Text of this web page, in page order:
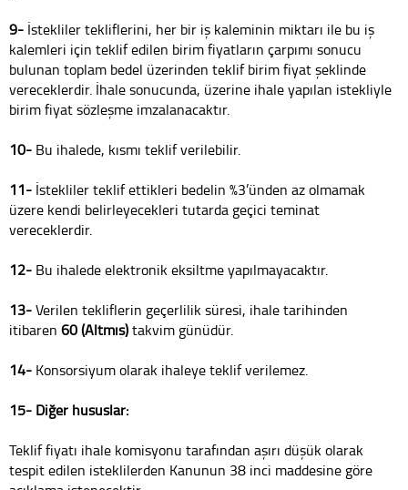
9- İstekliler tekliflerini, her bir iş kaleminin miktarı ile bu iş
kalemleri için teklif edilen birim fiyatların çarpımı sonucu
bulunan toplam bedel üzerinden teklif birim fiyat şeklinde
vereceklerdir. İhale sonucunda, üzerine ihale yapılan istekliyle
birim fiyat sözleşme imzalanacaktır.
10- Bu ihalede, kısmı teklif verilebilir.
11- İstekliler teklif ettikleri bedelin %3’ünden az olmamak
üzere kendi belirleyecekleri tutarda geçici teminat
vereceklerdir.
12- Bu ihalede elektronik eksiltme yapılmayacaktır.
13-Verilen tekliflerin geçerlilik süresi, ihale tarihinden
itibaren 60 (Altmış)takvim günüdür.
14- Konsorsiyum olarak ihaleye teklif verilemez.
15- Diğer hususlar:
Teklif fiyatı ihale komisyonu tarafından aşırı düşük olarak
tespit edilen isteklilerden Kanunun 38 inci maddesine göre